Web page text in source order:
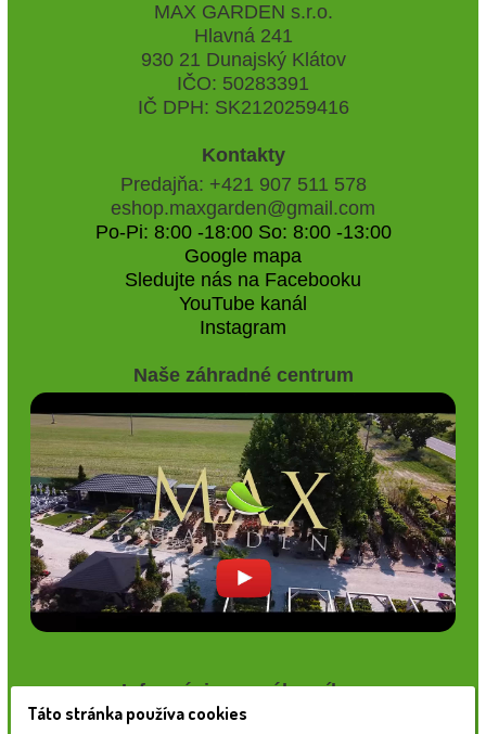
MAX GARDEN s.r.o.
Hlavná 241
930 21 Dunajský Klátov
IČO: 50283391
IČ DPH: SK2120259416
Kontakty
Predajňa: +421 907 511 578
eshop.maxgarden@gmail.com
Po-Pi: 8:00 -18:00 So: 8:00 -13:00
Google mapa
Sledujte nás na Facebooku
YouTube kanál
Instagram
Naše záhradné centrum
Informácie pre zákazníkov
Blog
Táto stránka používa cookies